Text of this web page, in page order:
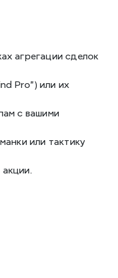
агрегации сделок
Pro") или их
с вашими
или тактику